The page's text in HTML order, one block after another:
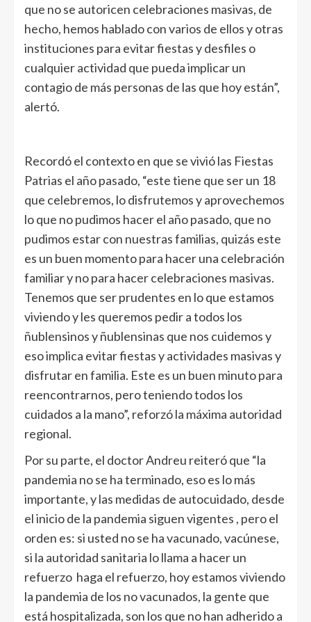
que no se autoricen celebraciones masivas, de
hecho, hemos hablado con varios de ellos y otras
instituciones para evitar fiestas y desfiles o
cualquier actividad que pueda implicar un
contagio de más personas de las que hoy están”,
alertó.
Recordó el contexto en que se vivió las Fiestas
Patrias el año pasado, “este tiene que ser un 18
que celebremos, lo disfrutemos y aprovechemos
lo que no pudimos hacer el año pasado, que no
pudimos estar con nuestras familias, quizás este
es un buen momento para hacer una celebración
familiar y no para hacer celebraciones masivas.
Tenemos que ser prudentes en lo que estamos
viviendo y les queremos pedir a todos los
ñublensinos y ñublensinas que nos cuidemos y
eso implica evitar fiestas y actividades masivas y
disfrutar en familia. Este es un buen minuto para
reencontrarnos, pero teniendo todos los
cuidados a la mano”, reforzó la máxima autoridad
regional.
Por su parte, el doctor Andreu reiteró que “la
pandemia no se ha terminado, eso es lo más
importante, y las medidas de autocuidado, desde
el inicio de la pandemia siguen vigentes , pero el
orden es: si usted no se ha vacunado, vacúnese,
si la autoridad sanitaria lo llama a hacer un
refuerzo haga el refuerzo, hoy estamos viviendo
la pandemia de los no vacunados, la gente que
está hospitalizada, son los que no han adherido a